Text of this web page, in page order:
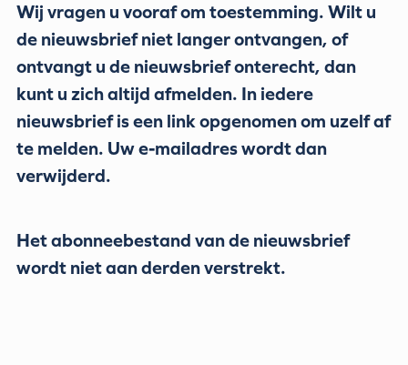
Wij vragen u vooraf om toestemming. Wilt u
de nieuwsbrief niet langer ontvangen, of
ontvangt u de nieuwsbrief onterecht, dan
kunt u zich altijd afmelden. In iedere
nieuwsbrief is een link opgenomen om uzelf af
te melden. Uw e-mailadres wordt dan
verwijderd.
Het abonneebestand van de nieuwsbrief
wordt niet aan derden verstrekt.